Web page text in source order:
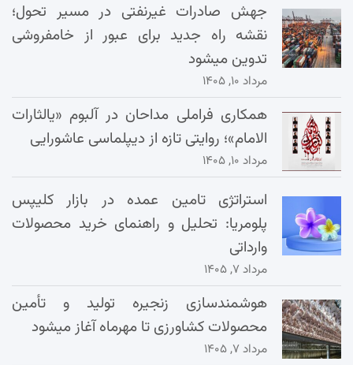
جهش صادرات غیرنفتی در مسیر تحول؛
نقشه راه جدید برای عبور از خامفروشی
تدوین میشود
مرداد ۱۰, ۱۴۰۵
همکاری فراملی مداحان در آلبوم «یالثارات
الامام»؛ روایتی تازه از دیپلماسی عاشورایی
مرداد ۱۰, ۱۴۰۵
استراتژی تامین عمده در بازار کلیپس
پلومریا: تحلیل و راهنمای خرید محصولات
وارداتی
مرداد ۷, ۱۴۰۵
هوشمندسازی زنجیره تولید و تأمین
محصولات کشاورزی تا مهرماه آغاز میشود
مرداد ۷, ۱۴۰۵